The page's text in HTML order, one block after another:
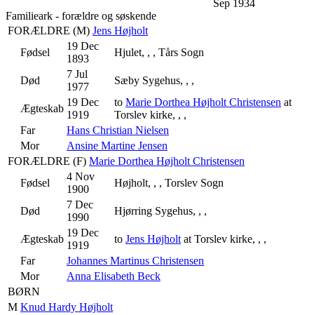
Sep 1934
Familieark - forældre og søskende
FORÆLDRE (M) Jens Højholt
Fødsel
19 Dec
1893
Hjulet, , , Tårs Sogn
Død
7 Jul
1977
Sæby Sygehus, , ,
Ægteskab
19 Dec
1919
to Marie Dorthea Højholt Christensen at
Torslev kirke, , ,
Far
Hans Christian Nielsen
Mor
Ansine Martine Jensen
FORÆLDRE (F) Marie Dorthea Højholt Christensen
Fødsel
4 Nov
1900
Højholt, , , Torslev Sogn
Død
7 Dec
1990
Hjørring Sygehus, , ,
Ægteskab
19 Dec
1919
to Jens Højholt at Torslev kirke, , ,
Far
Johannes Martinus Christensen
Mor
Anna Elisabeth Beck
BØRN
M Knud Hardy Højholt